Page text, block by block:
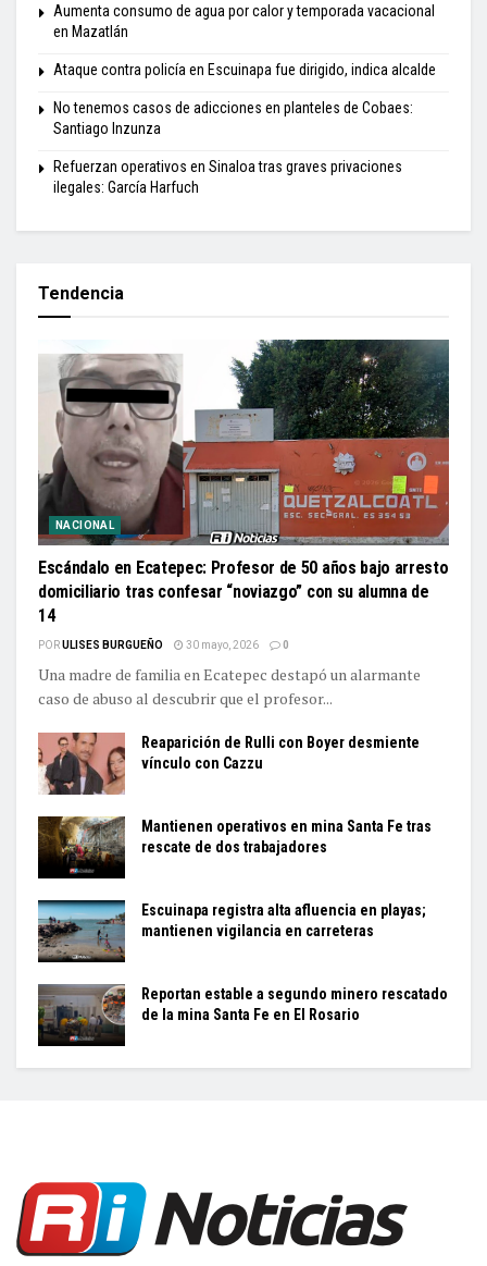
Aumenta consumo de agua por calor y temporada vacacional
en Mazatlán
Ataque contra policía en Escuinapa fue dirigido, indica alcalde
No tenemos casos de adicciones en planteles de Cobaes:
Santiago Inzunza
Refuerzan operativos en Sinaloa tras graves privaciones
ilegales: García Harfuch
Tendencia
NACIONAL
Escándalo en Ecatepec: Profesor de 50 años bajo arresto
domiciliario tras confesar “noviazgo” con su alumna de
14
PORULISES BURGUEÑO 30 mayo, 2026 0
Una madre de familia en Ecatepec destapó un alarmante
caso de abuso al descubrir que el profesor...
Reaparición de Rulli con Boyer desmiente
vínculo con Cazzu
Mantienen operativos en mina Santa Fe tras
rescate de dos trabajadores
Escuinapa registra alta afluencia en playas;
mantienen vigilancia en carreteras
Reportan estable a segundo minero rescatado
de la mina Santa Fe en El Rosario